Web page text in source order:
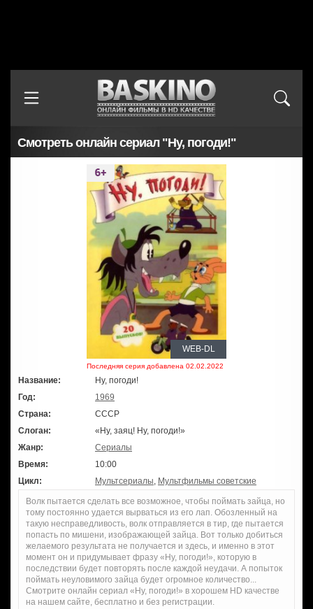
Смотреть онлайн сериал "Ну, погоди!"
WEB-DL
Последняя серия добавлена 02.02.2022
Название:
Ну, погоди!
Год:
1969
Страна:
СССР
Слоган:
«Ну, заяц! Ну, погоди!»
Жанр:
Сериалы
Время:
10:00
Цикл:
Мультсериалы, Мультфильмы советские
Волк пытается сделать все возможное, чтобы поймать зайца, но
тому постоянно удается вырваться из его лап. Обозленный на
такую несправедливость, волк отправляется в тир, где пытается
попасть по мишени, изображающей зайца. Вот только добиться
желаемого результата не получается и здесь, и именно в этот
момент он и придумывает фразу «Ну, погоди!», которую в
последствии будет повторять после каждой неудачи. А попыток
поймать неуловимого зайца будет огромное количество...
Смотрите онлайн сериал «Ну, погоди!» в хорошем HD качестве
на нашем сайте, бесплатно и без регистрации.